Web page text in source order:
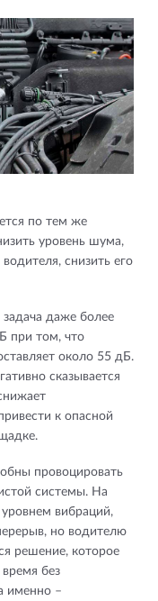
по тем же
уровень шума,
снизить его
задача даже более
при том, что
около 55 дБ.
сказывается
к опасной
провоцировать
системы. На
вибраций,
но водителю
решение, которое
без
именно –